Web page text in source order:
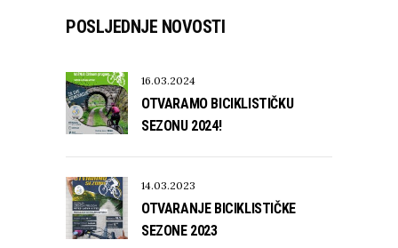
POSLJEDNJE NOVOSTI
16.03.2024
OTVARAMO BICIKLISTIČKU
SEZONU 2024!
14.03.2023
OTVARANJE BICIKLISTIČKE
SEZONE 2023